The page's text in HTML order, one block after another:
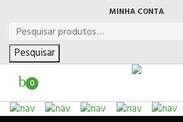
MINHA CONTA
Pesquisar
0